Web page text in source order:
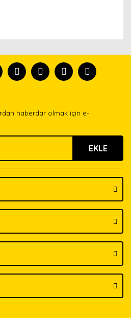
tanısın.
iletebilirsiniz.
teşekkür ederiz.
bilgiler bulunuyor.
bulunuyor.
daha pahalı.
olmalı.
haberdar olmak için e-
EKLE